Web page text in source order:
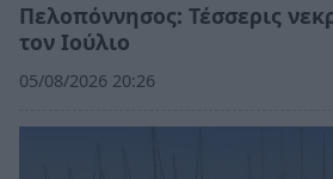
Πελοπόννησος: Τέσσερις
τον Ιούλιο
05/08/2026 20:26